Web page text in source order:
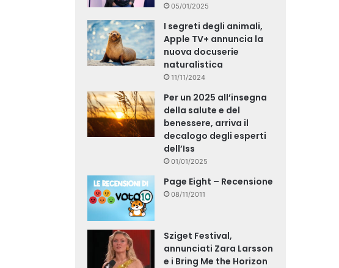
05/01/2025
I segreti degli animali,
Apple TV+ annuncia la
nuova docuserie
naturalistica
11/11/2024
Per un 2025 all’insegna
della salute e del
benessere, arriva il
decalogo degli esperti
dell’Iss
01/01/2025
Page Eight – Recensione
08/11/2011
Sziget Festival,
annunciati Zara Larsson
e i Bring Me the Horizon